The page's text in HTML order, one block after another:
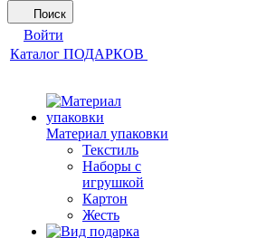
Поиск
Войти
Каталог ПОДАРКОВ
Материал упаковки
Текстиль
Наборы с
игрушкой
Картон
Жесть